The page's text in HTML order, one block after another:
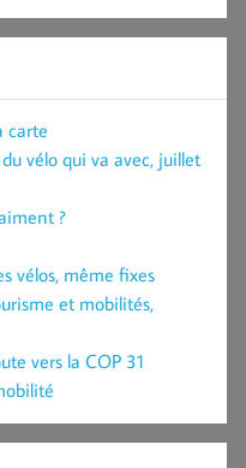
carte
vélo qui va avec, juillet
?
vélos, même fixes
et mobilités,
vers la COP 31